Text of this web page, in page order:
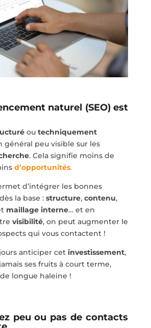
naturel (SEO) est
ou techniquement
général peu visible sur les
. Cela signifie moins de
d’opportunités.
d’intégrer les bonnes
dès la base : structure, contenu,
maillage interne… et en
visibilité, on peut augmenter le
qui vous contactent !
anticiper cet investissement,
ses fruits à court terme,
longue haleine !
peu ou pas de contacts